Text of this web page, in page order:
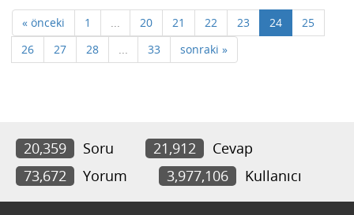
« önceki 1 ... 20 21 22 23 24
25
26
27 28 ... 33 sonraki »
20,359 Soru 21,912
Cevap
73,672
Yorum 3,977,106 Kullanıcı